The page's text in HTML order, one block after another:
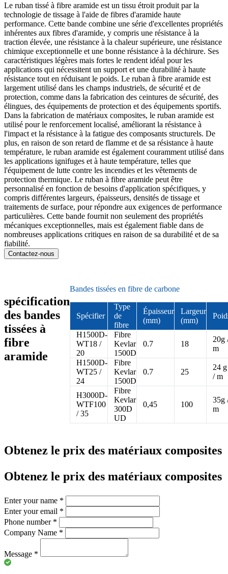
Le ruban tissé à fibre aramide est un tissu étroit produit par la
technologie de tissage à l'aide de fibres d'aramide haute
performance. Cette bande combine une série d'excellentes propriétés
inhérentes aux fibres d'aramide, y compris une résistance à la
traction élevée, une résistance à la chaleur supérieure, une résistance
chimique exceptionnelle et une bonne résistance à la déchirure. Ses
caractéristiques légères mais fortes le rendent idéal pour les
applications qui nécessitent un support et une durabilité à haute
résistance tout en réduisant le poids. Le ruban à fibre aramide est
largement utilisé dans les champs industriels, de sécurité et de
protection, comme dans la fabrication des ceintures de sécurité, des
élingues, des équipements de protection et des équipements sportifs.
Dans la fabrication de matériaux composites, le ruban aramide est
utilisé pour le renforcement localisé, améliorant la résistance à
l'impact et la résistance à la fatigue des composants structurels. De
plus, en raison de son retard de flamme et de sa résistance à haute
température, le ruban aramide est également couramment utilisé dans
les applications ignifuges et à haute température, telles que
l'équipement de lutte contre les incendies et les vêtements de
protection thermique. Le ruban à fibre aramide peut être
personnalisé en fonction de besoins d'application spécifiques, y
compris différentes largeurs, épaisseurs, densités de tissage et
traitements de surface, pour répondre aux exigences de performance
particulières. Cette bande fournit non seulement des propriétés
mécaniques exceptionnelles, mais est également fiable dans de
nombreuses applications critiques en raison de sa durabilité et de sa
fiabilité.
Contactez-nous
spécification
des bandes
tissées à
fibre
aramide
Bandes tissées en fibre de carbone
Spécifier
Type
de
fibre
Épaisseur
(mm)
Largeur
(mm)
H1500D-
WT18 /
20
Fibre
Kevlar
1500D
0.7 18
20g
m
H1500D-
WT25 /
24
Fibre
Kevlar
1500D
0.7 25
24 g
/ m
H3000D-
WTF100
/ 35
Fibre
Kevlar
300D
UD
0,45 100
35g
m
Obtenez le prix des matériaux composites
Obtenez le prix des matériaux composites
Enter your name *
Enter your email *
Phone number *
Company Name *
Message *